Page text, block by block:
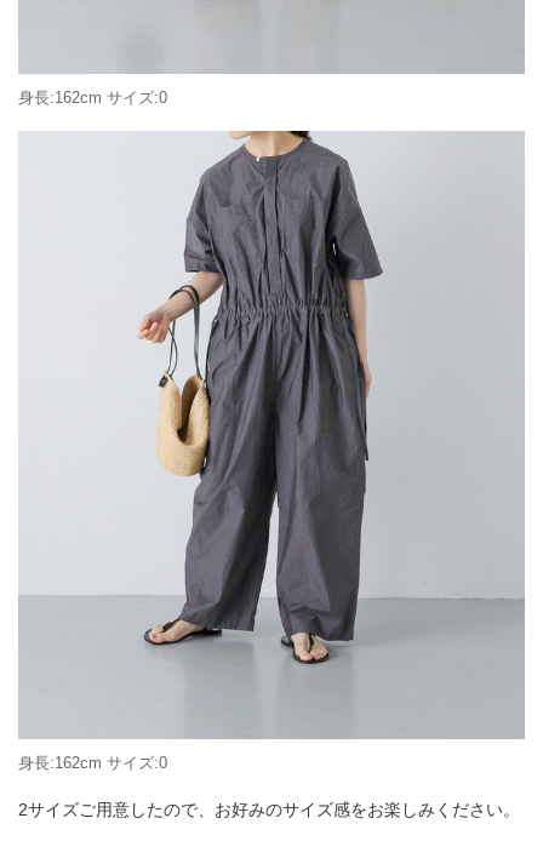
身長:162cm サイズ:0
身長:162cm サイズ:0
2サイズご用意したので、お好みのサイズ感をお楽しみください。